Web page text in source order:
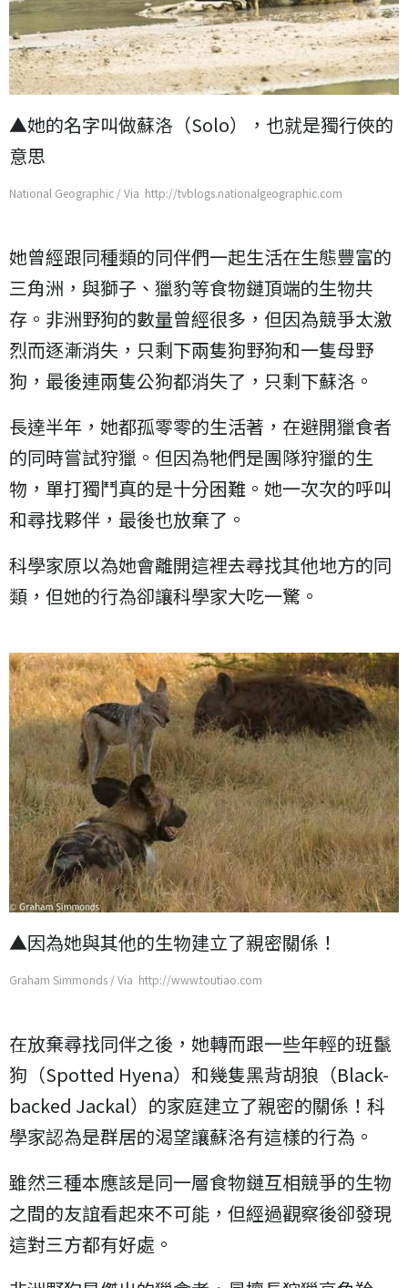
▲她的名字叫做蘇洛（Solo），也就是獨行俠的
意思
National Geographic / Via http://tvblogs.nationalgeographic.com
她曾經跟同種類的同伴們一起生活在生態豐富的
三角洲，與獅子、獵豹等食物鏈頂端的生物共
存。非洲野狗的數量曾經很多，但因為競爭太激
烈而逐漸消失，只剩下兩隻狗野狗和一隻母野
狗，最後連兩隻公狗都消失了，只剩下蘇洛。
長達半年，她都孤零零的生活著，在避開獵食者
的同時嘗試狩獵。但因為牠們是團隊狩獵的生
物，單打獨鬥真的是十分困難。她一次次的呼叫
和尋找夥伴，最後也放棄了。
科學家原以為她會離開這裡去尋找其他地方的同
類，但她的行為卻讓科學家大吃一驚。
▲因為她與其他的生物建立了親密關係！
Graham Simmonds / Via http://www.toutiao.com
在放棄尋找同伴之後，她轉而跟一些年輕的班鬣
狗（Spotted Hyena）和幾隻黑背胡狼（Black-
backed Jackal）的家庭建立了親密的關係！科
學家認為是群居的渴望讓蘇洛有這樣的行為。
雖然三種本應該是同一層食物鏈互相競爭的生物
之間的友誼看起來不可能，但經過觀察後卻發現
這對三方都有好處。